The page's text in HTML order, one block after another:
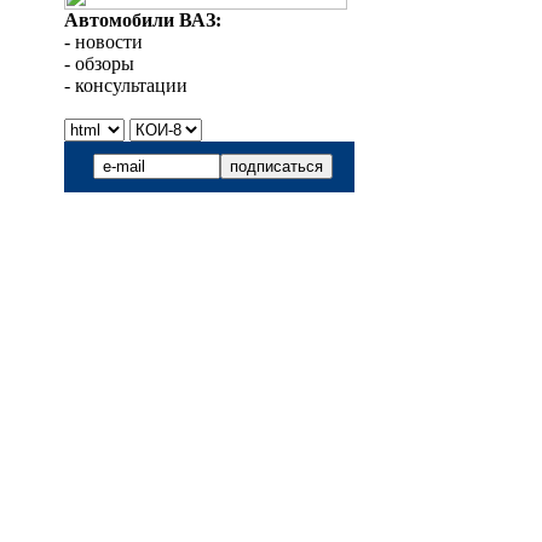
Автомобили ВАЗ:
- новости
- обзоры
- консультации